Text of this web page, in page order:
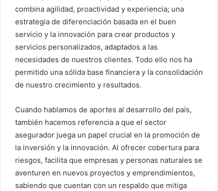
combina agilidad, proactividad y experiencia; una
estrategia de diferenciación basada en el buen
servicio y la innovación para crear productos y
servicios personalizados, adaptados a las
necesidades de nuestros clientes. Todo ello nos ha
permitido una sólida base financiera y la consolidación
de nuestro crecimiento y resultados.
Cuando hablamos de aportes al desarrollo del país,
también hacemos referencia a que el sector
asegurador juega un papel crucial en la promoción de
la inversión y la innovación. Al ofrecer cobertura para
riesgos, facilita que empresas y personas naturales se
aventuren en nuevos proyectos y emprendimientos,
sabiendo que cuentan con un respaldo que mitiga